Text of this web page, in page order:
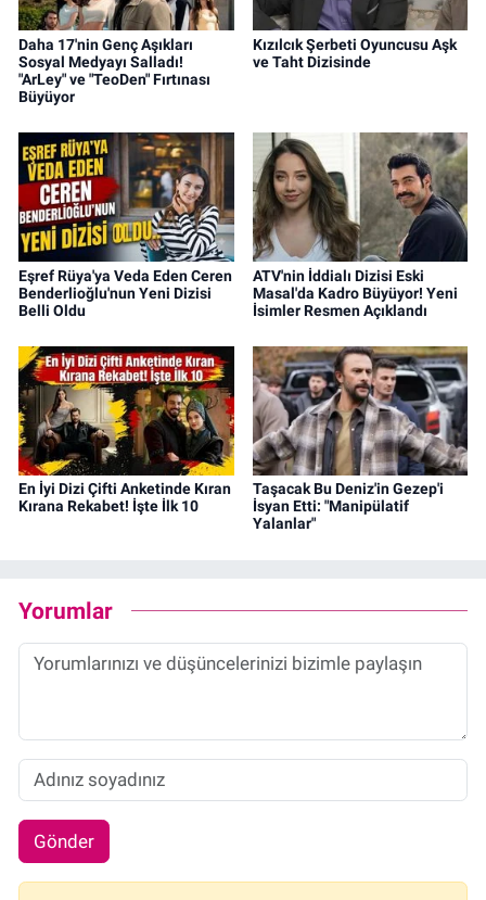
Daha 17'nin Genç Aşıkları
Sosyal Medyayı Salladı!
"ArLey" ve "TeoDen" Fırtınası
Büyüyor
Kızılcık Şerbeti Oyuncusu Aşk
ve Taht Dizisinde
Eşref Rüya'ya Veda Eden Ceren
Benderlioğlu'nun Yeni Dizisi
Belli Oldu
ATV'nin İddialı Dizisi Eski
Masal'da Kadro Büyüyor! Yeni
İsimler Resmen Açıklandı
En İyi Dizi Çifti Anketinde Kıran
Kırana Rekabet! İşte İlk 10
Taşacak Bu Deniz'in Gezep'i
İsyan Etti: "Manipülatif
Yalanlar"
Yorumlar
Gönder